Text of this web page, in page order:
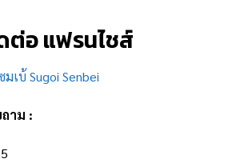
ต่อ แฟรนไชส์
มเบ้ Sugoi Senbei
าม :